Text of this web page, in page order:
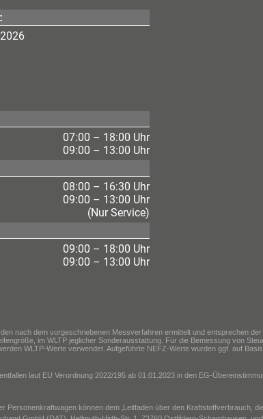
07:00 – 18:00 Uhr
09:00 – 13:00 Uhr
08:00 – 16:30 Uhr
09:00 – 13:00 Uhr
(Nur Service)
09:00 – 18:00 Uhr
09:00 – 13:00 Uhr
nach dem vorgeschriebenen Messverfahren ermittelt und entsprechen
im WLTP jeglicher Sonderausstattung. Für die Bemessung von
WLTP-Werte verwendet. Aufgeführte NEFZ-Werte wurden ggf. auf
laut EU Verordnung 2022/195 ab 01.01.2023 in den EG-
können dem ‚Leitfaden über den Kraftstoffverbrauch,